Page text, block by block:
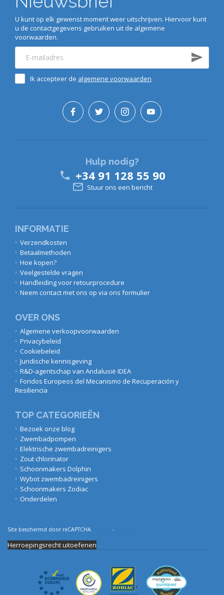
U kunt op elk gewenst moment weer uitschrijven. Hiervoor kunt
u de contactgegevens gebruiken uit de algemene
voorwaarden.
Ik accepteer de algemene voorwaarden
INFORMATIE
Verzendkosten
Betaalmethoden
Hoe kopen?
Veelgestelde vragen
Handleiding voor retourprocedure
Neem contact met ons op via ons formulier
OVER ONS
Algemene verkoopvoorwaarden
Privacybeleid
Cookiebeleid
Juridische kennisgeving
R&D-agentschap van Andalusië IDEA
Fondos Europeos del Mecanismo de Recuperación y
Resiliencia
TOP CATEGORIEËN
Bezoek onze blog
Zwembadpompen
Elektrische zwembadreinigers
Zout chlorinator
Schoonmakers Dolphin
Wybot zwembadreinigers
Schoonmakers Zodiac
Onderdelen
Hulp nodig?
 +34 91 128 55 90
 Stuur ons een bericht
Site beschermd door reCAPTCHA. -
Herroepingsrecht uitoefenen